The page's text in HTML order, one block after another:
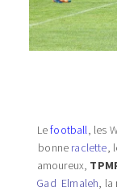
Lefootball , les
bonne raclette ,
amoureux,
Gad Elmaleh ,